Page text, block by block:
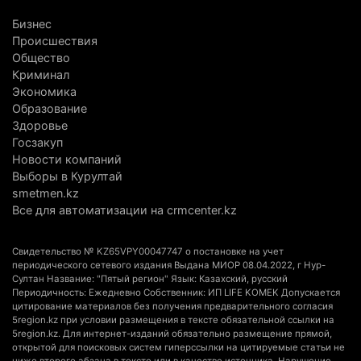
Казахстан может начать выпуск экологичного
топлива для самолетов: пилотный проект
запустят в Алатау
5 августа 2026 г. 12:32
Туриста с тяжелыми травмами эвакуировали в
горах Алматинской области после камнепада
5 августа 2026 г. 11:23
Хозяина собак, едва не загрызших ребенка в
трагедии
5 августа 2026 г. 09:17
В Алматинской области запустят производство
катеров для Formula-1 H2O и откроют академию
пилотов
Бизнес
Происшествия
Общество
Криминал
Экономика
Образование
Здоровье
Госзакуп
Новости компаний
Выборы в Курултай
smetmen.kz
Все для автоматизации на crmcenter.kz
Свидетельство № KZ65VPY00047747 о постановке на учет
периодического сетевого издания Выдана МИОР 08.04.2022, г Нур-
Султан Название: "Пятый регион" Язык: Казахский, русский
Периодичность: Ежедневно Собственник: ИП LIFE KOMEK Допускается
цитирование материалов без получения предварительного согласия
5region.kz при условии размещения в тексте обязательной ссылки на
5region.kz. Для интернет-изданий обязательно размещение прямой,
открытой для поисковых систем гиперссылки на цитируемые статьи не